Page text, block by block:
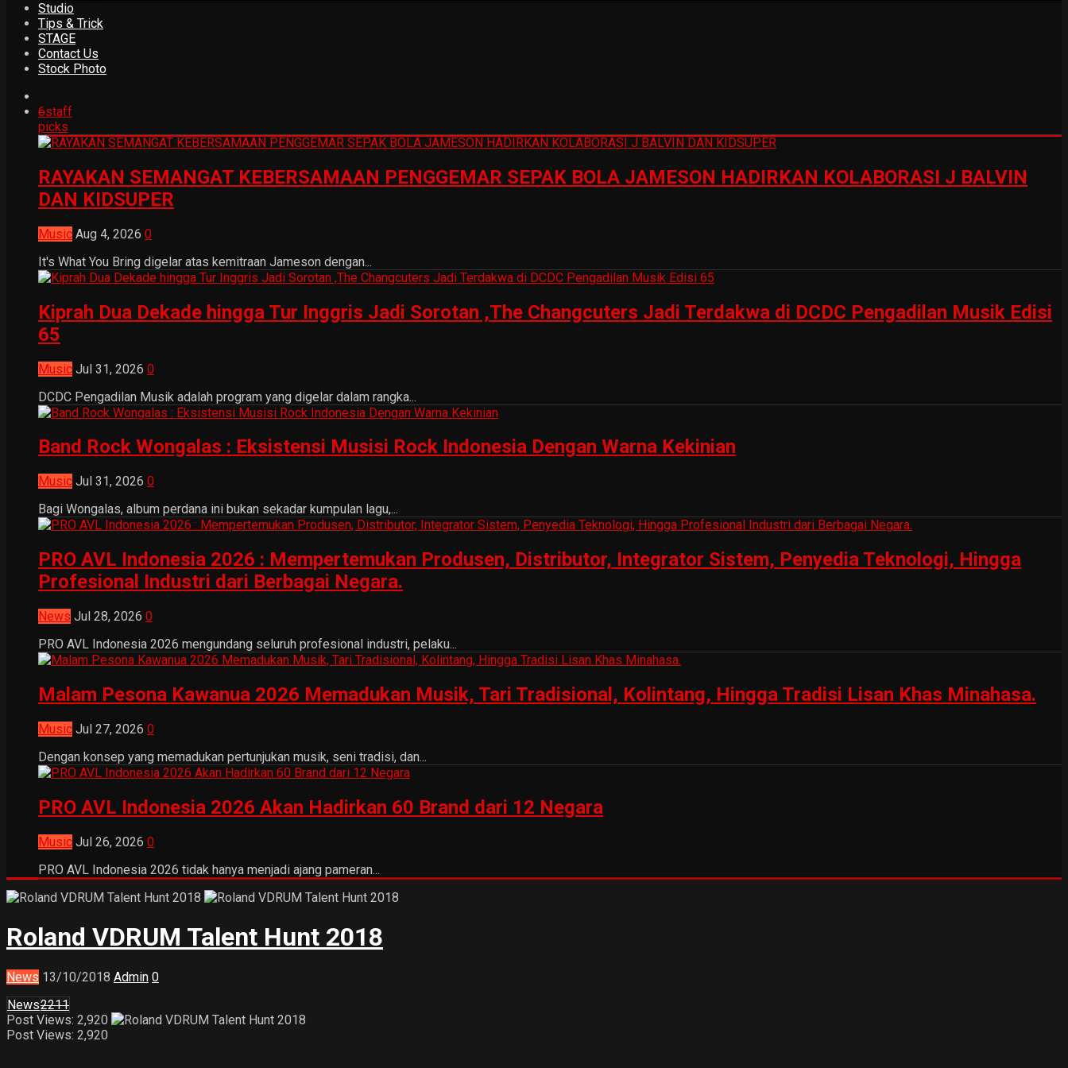
Studio
Tips & Trick
STAGE
Contact Us
Stock Photo
6staff
picks
RAYAKAN SEMANGAT KEBERSAMAAN PENGGEMAR SEPAK BOLA JAMESON HADIRKAN KOLABORASI J BALVIN
DAN KIDSUPER
Music Aug 4, 2026 0
It's What You Bring digelar atas kemitraan Jameson dengan...
Kiprah Dua Dekade hingga Tur Inggris Jadi Sorotan ,The Changcuters Jadi Terdakwa di DCDC Pengadilan Musik Edisi
65
Music Jul 31, 2026 0
DCDC Pengadilan Musik adalah program yang digelar dalam rangka...
Band Rock Wongalas : Eksistensi Musisi Rock Indonesia Dengan Warna Kekinian
Music Jul 31, 2026 0
Bagi Wongalas, album perdana ini bukan sekadar kumpulan lagu,...
PRO AVL Indonesia 2026 : Mempertemukan Produsen, Distributor, Integrator Sistem, Penyedia Teknologi, Hingga
Profesional Industri dari Berbagai Negara.
News Jul 28, 2026 0
PRO AVL Indonesia 2026 mengundang seluruh profesional industri, pelaku...
Malam Pesona Kawanua 2026 Memadukan Musik, Tari Tradisional, Kolintang, Hingga Tradisi Lisan Khas Minahasa.
Music Jul 27, 2026 0
Dengan konsep yang memadukan pertunjukan musik, seni tradisi, dan...
PRO AVL Indonesia 2026 Akan Hadirkan 60 Brand dari 12 Negara
Music Jul 26, 2026 0
PRO AVL Indonesia 2026 tidak hanya menjadi ajang pameran...
Roland VDRUM Talent Hunt 2018
News 13/10/2018 Admin 0
News2211
Post Views: 2,920
Post Views: 2,920